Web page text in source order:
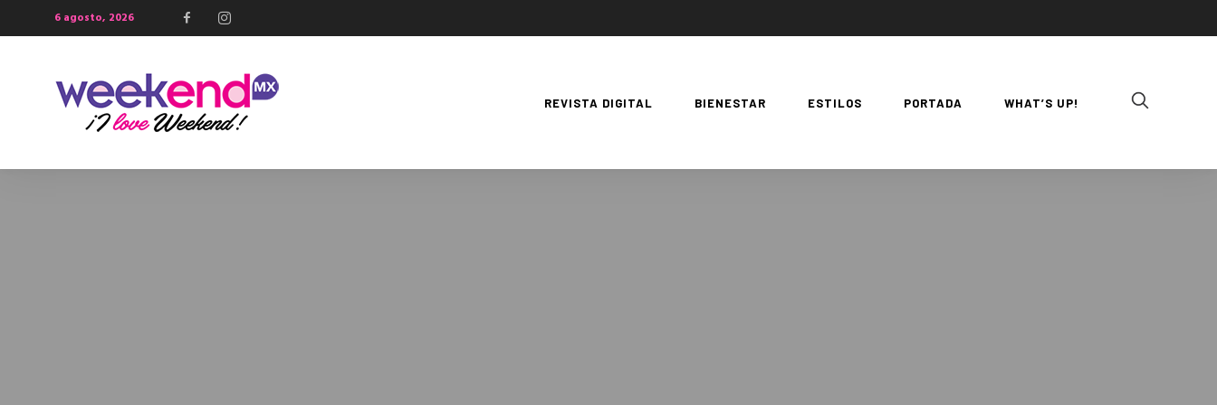
6 agosto, 2026
REVISTA DIGITAL BIENESTAR ESTILOS PORTADA WHAT’S UP!